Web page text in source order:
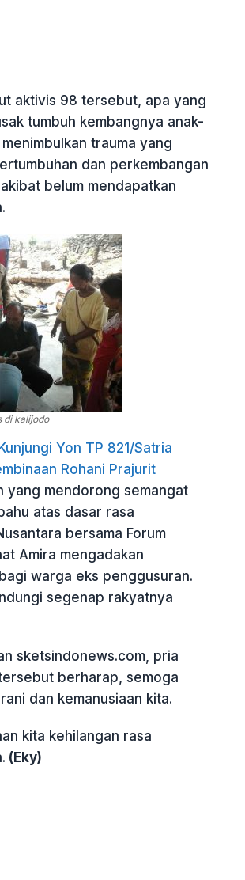
aktivis 98 tersebut, apa yang
tumbuh kembangnya anak-
trauma yang
dan perkembangan
belum mendapatkan
di kalijodo
Yon TP 821/Satria
Rohani Prajurit
yang mendorong semangat
atas dasar rasa
bersama Forum
Amira mengadakan
warga eks penggusuran.
segenap rakyatnya
sketsindonews.com, pria
berharap, semoga
dan kemanusiaan kita.
kita kehilangan rasa
(Eky)